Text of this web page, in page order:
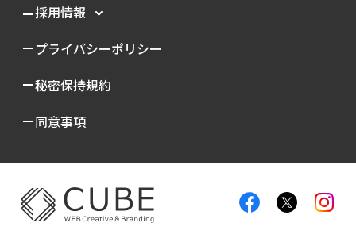
採用情報
プライバシーポリシー
秘密保持規約
同意事項